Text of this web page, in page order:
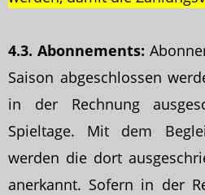
4.3. Abonnements:
Saison abgeschlossen
in der Rechnung
Spieltage. Mit dem
werden die dort
anerkannt. Sofern in der